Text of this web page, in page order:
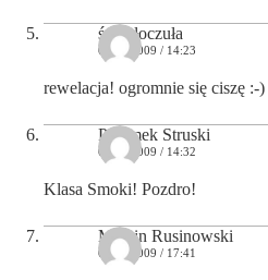
światłoczuła
05/05/2009 / 14:23
rewelacja! ogromnie się ciszę :-)
Przemek Struski
05/05/2009 / 14:32
Klasa Smoki! Pozdro!
Marcin Rusinowski
05/05/2009 / 17:41